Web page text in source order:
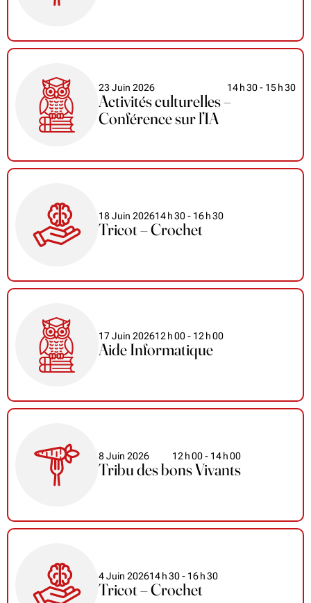
23 Juin 2026 14h30- 15h30
Activités culturelles –
Conférence sur l’IA
18 Juin 202614h30- 16h30
Tricot – Crochet
17 Juin 202612 h00- 12 h00
Aide Informatique
8 Juin 2026 12 h00- 14h00
Tribu des bons Vivants
4 Juin 202614h30- 16h30
Tricot – Crochet